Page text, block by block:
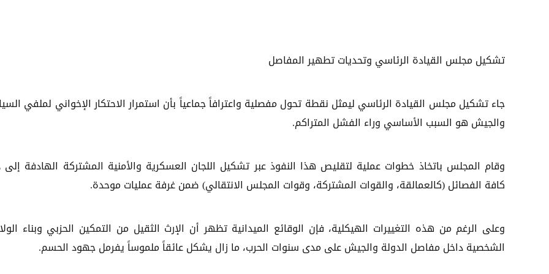
تشكيل مجلس القيادة الرئاسي وتحديات تطهير المفاصل
جاء تشكيل مجلس القيادة الرئاسي ليمثل نقطة تحول مفصلية واعترافاً جماعياً بأن استمرار الاحتكار الإخواني لملفي
والجيش هو السبب الأساسي وراء الفشل المتراكم.
وقام المجلس باتخاذ خطوات عملية لتقليص هذا النفوذ عبر تشكيل اللجان العسكرية والأمنية المشتركة الهادفة
كافة الفصائل (كالعمالقة، والقوات المشتركة، وقوات المجلس الانتقالي) ضمن غرفة عمليات موحدة.
وعلى الرغم من هذه التغييرات الهيكلية، فإن الوقائع الميدانية تظهر أن الإرث الثقيل من التمكين الحزبي وبناء
الشخصية داخل مفاصل الدولة والجيش على مدى سنوات الحرب، ما زال يشكل عائقاً ملموساً يفرمل جهود الحسم.